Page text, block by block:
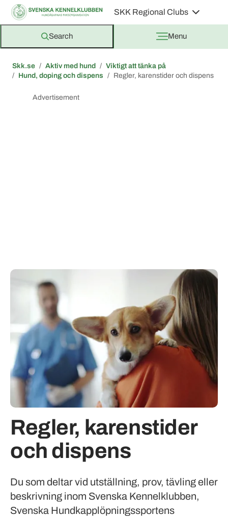
SKK Regional Clubs
Search Menu
Skk.se Aktiv med hund
Viktigt att tänka på
Hund, doping och dispens
Regler, karenstider och dispens
Advertisement
Regler, karenstider
och dispens
Du som deltar vid utställning, prov, tävling eller
beskrivning inom Svenska Kennelklubben,
Svenska Hundkapplöpningssportens